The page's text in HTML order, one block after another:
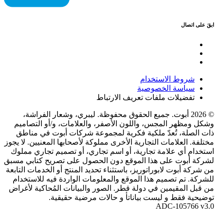
ابقَ على اتصال
شروط الاستخدام
سياسة الخصوصية
تفضيلات ملفات تعريف الارتباط
© 2026 أبوت. جميع الحقوق محفوظة. ليبري، وشعار الفراشة،
وشكل ومظهر المجس، واللون الأصفر، والعلامات، و/أو التصاميم
ذات الصلة، تُعدّ ملكية فكرية لمجموعة شركات أبوت في مناطق
مختلفة. العلامات التجارية الأخرى مملوكة لأصحابها المعنيين. لا يجوز
استخدام أي علامة تجارية، أو اسم تجاري، أو تصميم تجاري مملوك
لشركة أبوت على هذا الموقع دون الحصول على تصريح كتابي مسبق
من شركة أبوت لابوراتوريز، باستثناء تحديد المنتج أو الخدمات التابعة
للشركة. تم تصميم هذا الموقع والمعلومات الواردة فيه للاستخدام
من قبل المقيمين في دولة قطر. الصور والبيانات المُحاكية لأغراض
توضيحية فقط و ليست بياناتأ و حالات مرضية حقيقية.
ADC-105766 v3.0